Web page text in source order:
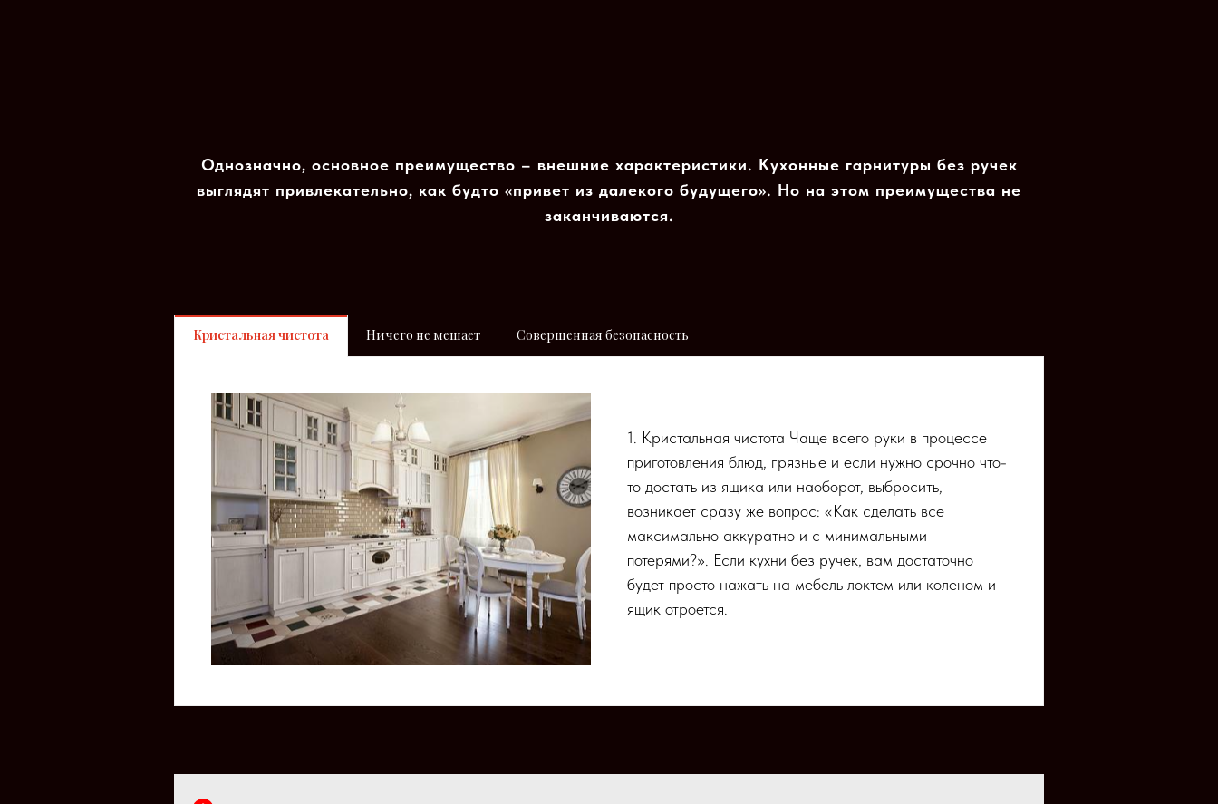
Однозначно, основное преимущество – внешние характеристики. Кухонные гарнитуры без ручек
выглядят привлекательно, как будто «привет из далекого будущего». Но на этом преимущества не
заканчиваются.
Кристальная чистота Ничего не мешает Совершенная безопасность
1. Кристальная чистота Чаще всего руки в процессе
приготовления блюд, грязные и если нужно срочно что-
то достать из ящика или наоборот, выбросить,
возникает сразу же вопрос: «Как сделать все
максимально аккуратно и с минимальными
потерями?». Если кухни без ручек, вам достаточно
будет просто нажать на мебель локтем или коленом и
ящик отроется.